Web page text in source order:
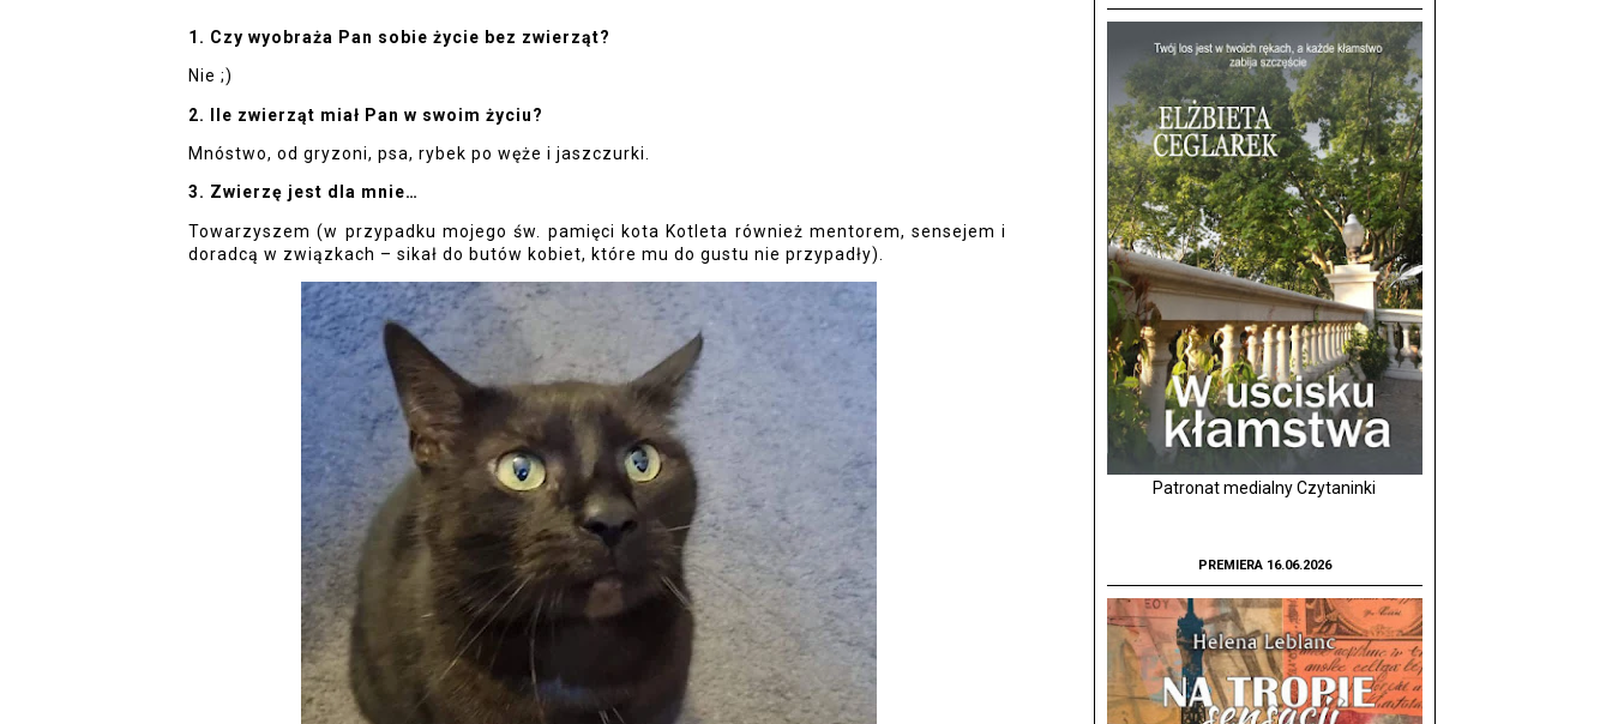
1. Czy wyobraża Pan sobie życie bez zwierząt?
Nie ;)
2. Ile zwierząt miał Pan w swoim życiu?
Mnóstwo, od gryzoni, psa, rybek po węże i jaszczurki.
3. Zwierzę jest dla mnie…
Towarzyszem (w przypadku mojego św. pamięci kota Kotleta również mentorem, sensejem i
doradcą w związkach – sikał do butów kobiet, które mu do gustu nie przypadły).
Patronat medialny Czytaninki
PREMIERA 16.06.2026